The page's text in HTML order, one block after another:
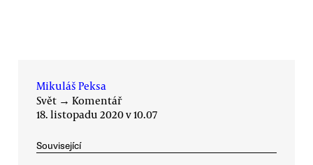
Mikuláš Peksa
Svět → Komentář
18. listopadu 2020 v 10.07
Související